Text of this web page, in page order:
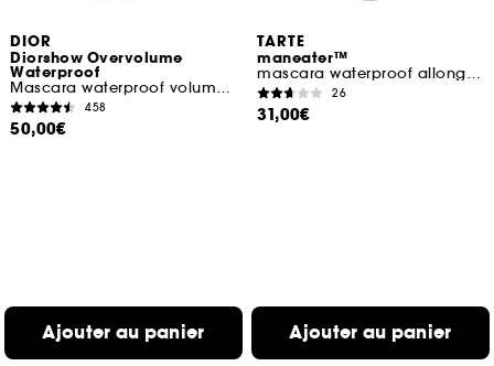
DIOR
Diorshow Overvolume
Waterproof
Mascara waterproof volume extrême 48 h
458
50,00€
Ajouter au panier
TARTE
maneater™
mascara waterproof allongeant et volumisant
26
31,00€
Ajouter au panier